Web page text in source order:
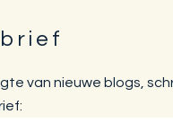
van nieuwe blogs,